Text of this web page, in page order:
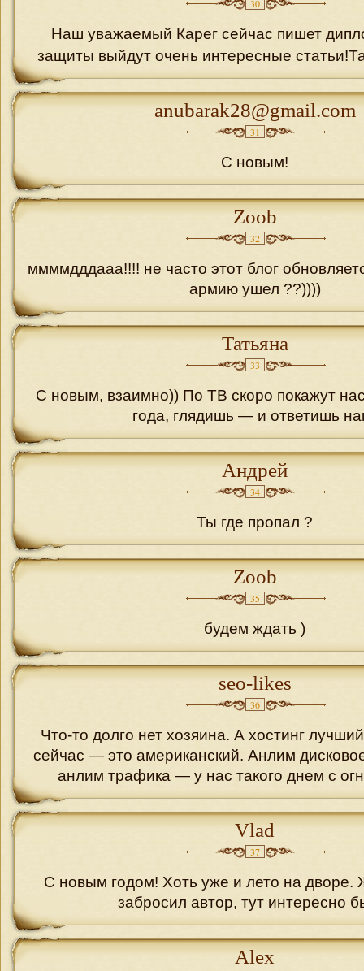
30
Наш уважаемый Карег сейчас пишет
защиты выйдут очень интересные
anubarak28@gmail.com
31
С новым!
Zoob
32
ммммдддааа!!!! не часто этот блог
армию ушел ??))))
Татьяна
33
С новым, взаимно)) По ТВ скоро покажут
года, глядишь — и ответишь
Андрей
34
Ты где пропал ?
Zoob
35
будем ждать )
seo-likes
36
Что-то долго нет хозяина. А хостинг
сейчас — это американский. Анлим
анлим трафика — у нас такого днем с
Vlad
37
С новым годом! Хоть уже и лето на дворе.
забросил автор, тут интересно
Alex